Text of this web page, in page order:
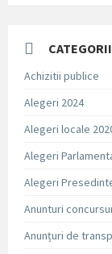
Achizitii publice
Alegeri 2024
Alegeri locale
Alegeri
Alegeri
Anunturi
Anunțuri de